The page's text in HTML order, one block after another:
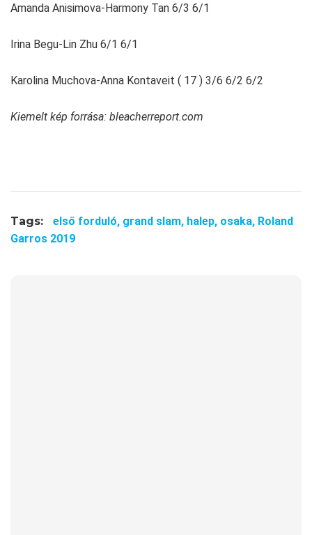
Amanda Anisimova-Harmony Tan 6/3 6/1
Irina Begu-Lin Zhu 6/1 6/1
Karolina Muchova-Anna Kontaveit ( 17 ) 3/6 6/2 6/2
Kiemelt kép forrása: bleacherreport.com
Tags: első forduló, grand slam, halep, osaka, Roland
Garros 2019